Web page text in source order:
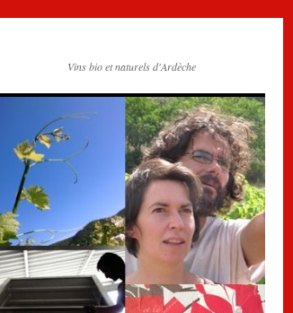
Vins bio et naturels d'Ardèche